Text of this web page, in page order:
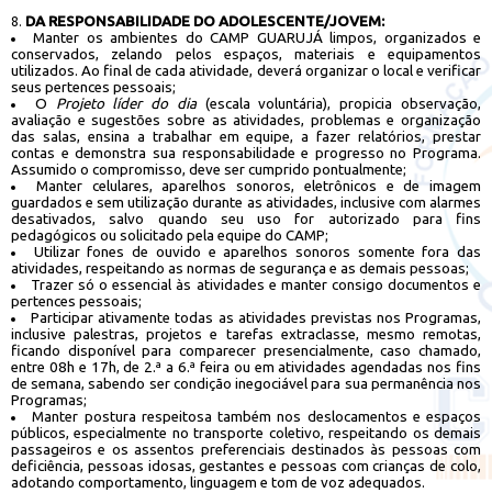
DA RESPONSABILIDADE DO ADOLESCENTE/JOVEM:
Manter os ambientes do CAMP GUARUJÁ limpos, organizados e
conservados, zelando pelos espaços, materiais e equipamentos
utilizados. Ao final de cada atividade, deverá organizar o local e verificar
seus pertences pessoais;
O Projeto líder do dia(escala voluntária), propicia observação,
avaliação e sugestões sobre as atividades, problemas e organização
das salas, ensina a trabalhar em equipe, a fazer relatórios, prestar
contas e demonstra sua responsabilidade e progresso no Programa.
Assumido o compromisso, deve ser cumprido pontualmente;
Manter celulares, aparelhos sonoros, eletrônicos e de imagem
guardados e sem utilização durante as atividades, inclusive com alarmes
desativados, salvo quando seu uso for autorizado para fins
pedagógicos ou solicitado pela equipe do CAMP;
Utilizar fones de ouvido e aparelhos sonoros somente fora das
atividades, respeitando as normas de segurança e as demais pessoas;
Trazer só o essencial às atividades e manter consigo documentos e
pertences pessoais;
Participar ativamente todas as atividades previstas nos Programas,
inclusive palestras, projetos e tarefas extraclasse, mesmo remotas,
ficando disponível para comparecer presencialmente, caso chamado,
entre 08h e 17h, de 2.ª a 6.ª feira ou em atividades agendadas nos fins
de semana, sabendo ser condição inegociável para sua permanência nos
Programas;
Manter postura respeitosa também nos deslocamentos e espaços
públicos, especialmente no transporte coletivo, respeitando os demais
passageiros e os assentos preferenciais destinados às pessoas com
deficiência, pessoas idosas, gestantes e pessoas com crianças de colo,
adotando comportamento, linguagem e tom de voz adequados.